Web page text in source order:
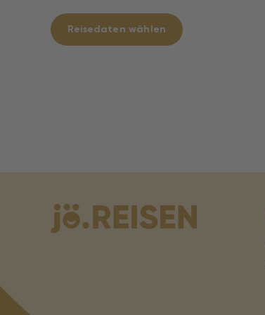
Reisedaten wählen